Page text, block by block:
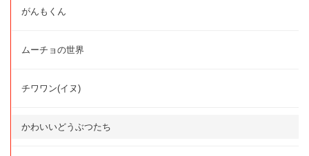
がんもくん
ムーチョの世界
チワワン(イヌ)
かわいいどうぶつたち